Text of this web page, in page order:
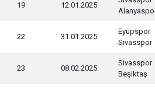
19 12.01.2025
22 31.01.2025
Eyüpspor
Sivasspor
23 08.02.2025
Sivasspor
Beşiktaş